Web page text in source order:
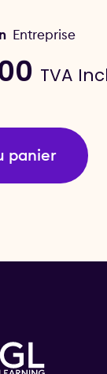
Entreprise
TVA
panier